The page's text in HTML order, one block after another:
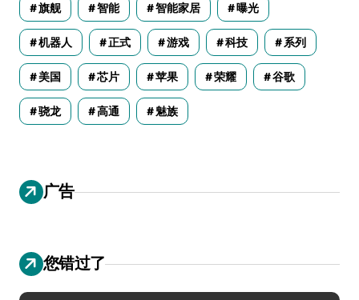
旗舰 智能 智能家居 曝光
机器人 正式 游戏 科技 系列
美国 芯片 苹果 荣耀 谷歌
骁龙 高通 魅族
广告
您错过了